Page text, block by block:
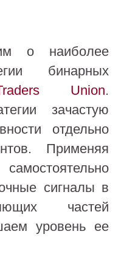
о наиболее
бинарных
Union.
зачастую
отдельно
Применяя
сигналы в
частей
уровень ее